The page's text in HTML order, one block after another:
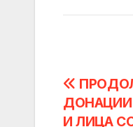
Post
ДОНАЦИИ
И ЛИЦА